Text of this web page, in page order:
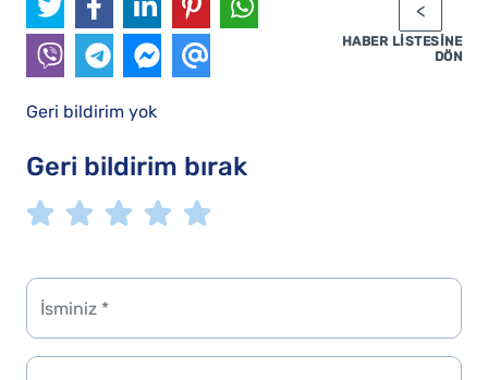
HABER LISTESINE
DÖN
Geri bildirim yok
Geri bildirim bırak